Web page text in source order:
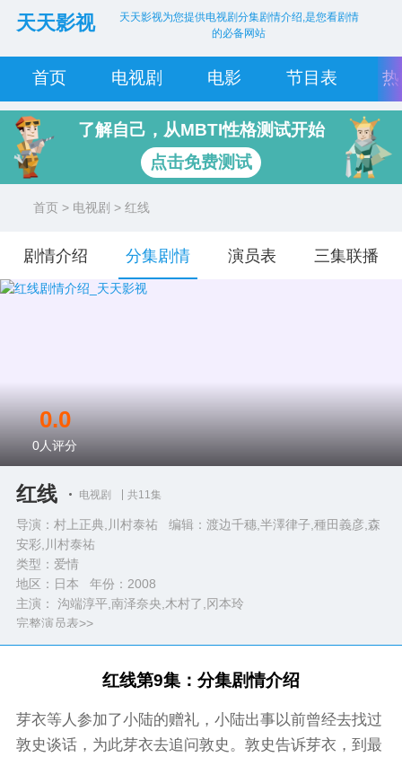
天天影视
天天影视为您提供电视剧分集剧情介绍,是您看剧情
的必备网站
首页 电视剧 电影 节目表
了解自己，从MBTI性格测试开始
点击免费测试
首页 > 电视剧 > 红线
剧情介绍 分集剧情 演员表 三集联播
红线 电视剧 共11集
导演：村上正典,川村泰祐 编辑：渡边千穗,半澤律子,種田義彦,森
安彩,川村泰祐
类型： 爱情
地区：日本 年份： 2008
主演： 沟端淳平,南泽奈央,木村了,冈本玲
完整演员表>>
0.0
0人评分
红线第9集：分集剧情介绍
芽衣等人参加了小陆的赠礼，小陆出事以前曾经去找过
敦史谈话，为此芽衣去追问敦史。敦史告诉芽衣，到最